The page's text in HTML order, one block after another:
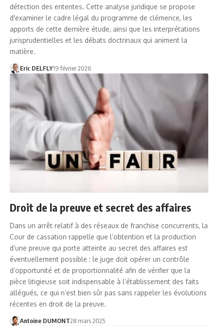
détection des ententes. Cette analyse juridique se propose
d'examiner le cadre légal du programme de clémence, les
apports de cette dernière étude, ainsi que les interprétations
jurisprudentielles et les débats doctrinaux qui animent la
matière.
Eric DELFLY19 février 2026
Droit de la preuve et secret des affaires
Dans un arrêt relatif à des réseaux de franchise concurrents, la
Cour de cassation rappelle que l’obtention et la production
d’une preuve qui porte atteinte au secret des affaires est
éventuellement possible : le juge doit opérer un contrôle
d’opportunité et de proportionnalité afin de vérifier que la
pièce litigieuse soit indispensable à l’établissement des faits
allégués, ce qui n’est bien sûr pas sans rappeler les évolutions
récentes en droit de la preuve.
Antoine DUMONT28 mars 2025